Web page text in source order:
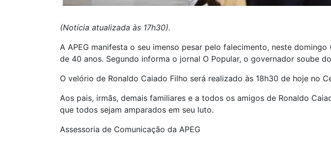
(Notícia atualizada às 17h30).
A APEG manifesta o seu imenso pesar pelo falecimento, neste
de 40 anos. Segundo informa o jornal O Popular, o governador soube
O velório de Ronaldo Caiado Filho será realizado às 18h30 de hoje no
Aos pais, irmãs, demais familiares e a todos os amigos de Ronaldo
que todos sejam amparados em seu luto.
Assessoria de Comunicação da APEG